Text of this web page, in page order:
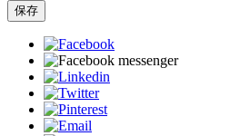
保存